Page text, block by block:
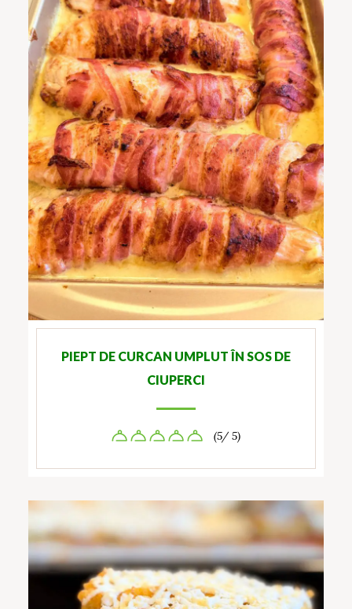
PIEPT DE CURCAN UMPLUT ÎN SOS DE
CIUPERCI
(5/ 5)